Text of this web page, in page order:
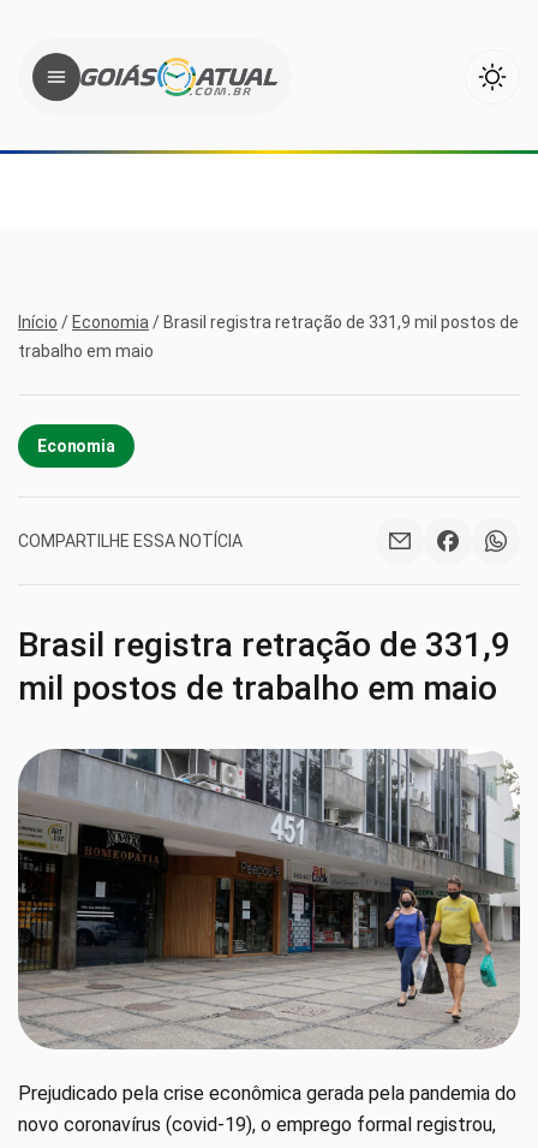
Início / Economia / Brasil registra retração de 331,9 mil postos de
trabalho em maio
Economia
COMPARTILHE ESSA NOTÍCIA
Brasil registra retração de 331,9
mil postos de trabalho em maio
Prejudicado pela crise econômica gerada pela pandemia do
novo coronavírus (covid-19), o emprego formal registrou,